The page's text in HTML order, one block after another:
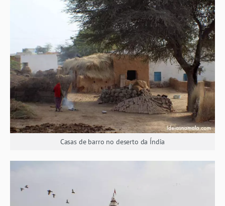
Casas de barro no deserto da Índia